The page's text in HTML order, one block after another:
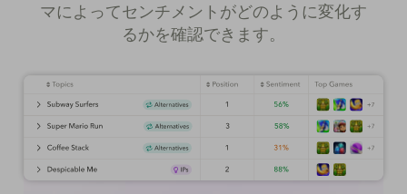
マによってセンチメントがどのように変化す
るかを確認できます。